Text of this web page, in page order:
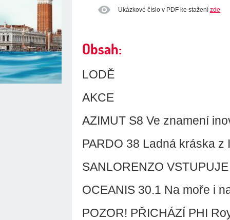
Ukázkové číslo v PDF ke stažení zde
Obsah:
LODĚ
AKCE
AZIMUT S8 Ve znamení
PARDO 38 Ladná kráska z
SANLORENZO
OCEANIS 30.1 Na moře i
POZOR! PŘICHÁZÍ PHI